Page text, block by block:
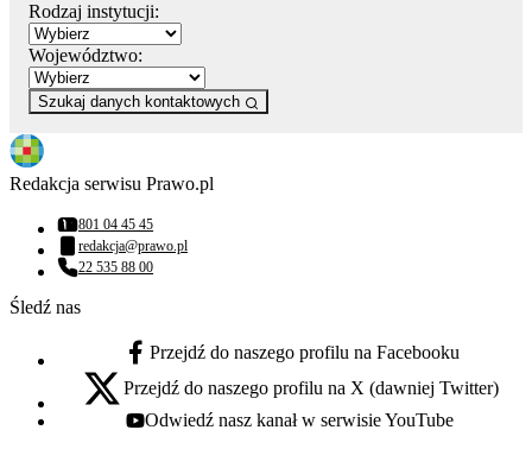
Rodzaj instytucji:
Województwo:
Szukaj danych kontaktowych
Redakcja serwisu Prawo.pl
Numer telefonu:
801 04 45 45
Adres email:
redakcja@prawo.pl
Numer telefonu:
22 535 88 00
Śledź nas
facebook - otwiera się w nowej karcie
Przejdź do naszego profilu na Facebooku
x - otwiera się w nowej karcie
Przejdź do naszego profilu na X (dawniej Twitter)
youtube - otwiera się w nowej karcie
Odwiedź nasz kanał w serwisie YouTube